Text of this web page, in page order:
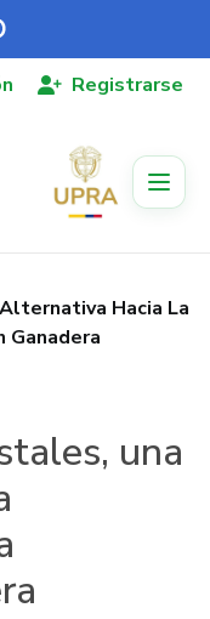
Registrarse
Hacia La
Ganadera
una